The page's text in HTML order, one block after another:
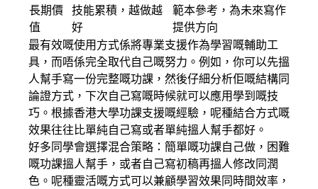
長期價
值
技能累積，越做越
好
範本參考，為未來寫作
提供方向
最有效嘅使用方式係將專業支援作為學習嘅輔助工
具，而唔係完全取代自己嘅努力。例如，你可以先搵
人幫手寫一份完整嘅功課，然後仔細分析佢嘅結構同
論證方式，下次自己寫嘅時候就可以應用學到嘅技
巧。根據香港大學功課支援嘅經驗，呢種結合方式嘅
效果往往比單純自己寫或者單純搵人幫手都好。
好多同學會選擇混合策略：簡單嘅功課自己做，困難
嘅功課搵人幫手，或者自己寫初稿再搵人修改同潤
色。呢種靈活嘅方式可以兼顧學習效果同時間效率，